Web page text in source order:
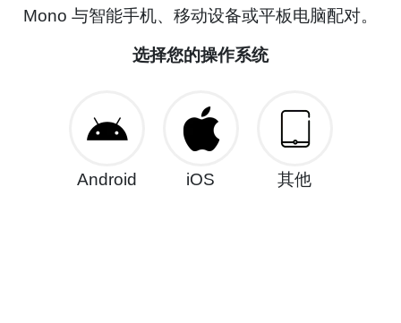
Mono 与智能手机、移动设备或平板电脑配对。
选择您的操作系统
Android iOS 其他